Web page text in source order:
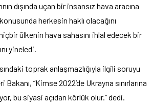
dışında uçan bir insansız hava aracına
herkesin haklı olacağını
çbir ülkenin hava sahasını ihlal edecek bir
yineledi.
toprak anlaşmazlığıyla ilgili soruyu
Bakanı, “Kimse 2022’de Ukrayna sınırlarına
bu siyasi açıdan körlük olur.” dedi.